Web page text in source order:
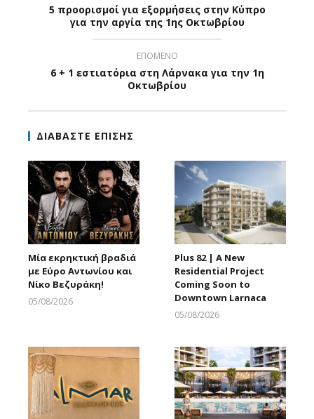
5 προορισμοί για εξορμήσεις στην Κύπρο
για την αργία της 1ης Οκτωβρίου
ΕΠΟΜΕΝΟ
6 + 1 εστιατόρια στη Λάρνακα για την 1η
Οκτωβρίου
ΔΙΑΒΑΣΤΕ ΕΠΙΣΗΣ
Μία εκρηκτική βραδιά
με Εύρο Αντωνίου και
Νίκο Βεζυράκη!
05/08/2026
Plus 82 | A New
Residential Project
Coming Soon to
Downtown Larnaca
05/08/2026